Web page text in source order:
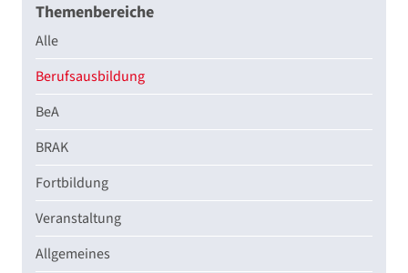
Themenbereiche
Alle
Berufsausbildung
BeA
BRAK
Fortbildung
Veranstaltung
Allgemeines